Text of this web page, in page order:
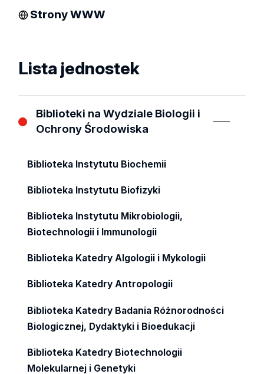
Strony WWW
Lista jednostek
Biblioteki na Wydziale Biologii i
Ochrony Środowiska
Biblioteka Instytutu Biochemii
Biblioteka Instytutu Biofizyki
Biblioteka Instytutu Mikrobiologii,
Biotechnologii i Immunologii
Biblioteka Katedry Algologii i Mykologii
Biblioteka Katedry Antropologii
Biblioteka Katedry Badania Różnorodności
Biologicznej, Dydaktyki i Bioedukacji
Biblioteka Katedry Biotechnologii
Molekularnej i Genetyki